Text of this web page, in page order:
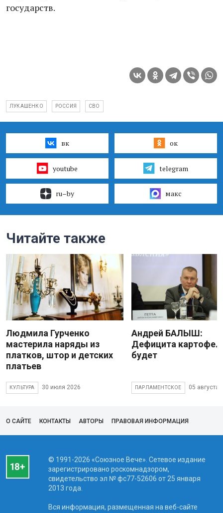
государств.
ЛУКАШЕНКО РОССИЯ СВО
вк ок
youtube telegram
ru–by макс
Читайте также
Людмила Гурченко
мастерила наряды из
платков, штор и детских
платьев
КУЛЬТУРА 30 июля 2026
Андрей БАЛЫШ:
Дефицита
будет
ПАРЛАМЕНТСКОЕ 05 августа
О САЙТЕ КОНТАКТЫ АВТОРЫ ПРАВОВАЯ ИНФОРМАЦИЯ
© 1991-2026 «Союзное Вече». Сетевое издание
зарегистрировано роскомнадзором,
свидетельство эл № фc77-52606 от 25 января
2013 года.
Вся информация, размещенная на веб-сайте